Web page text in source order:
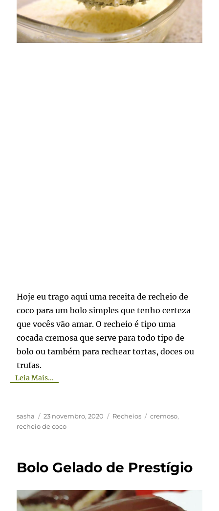
Hoje eu trago aqui uma receita de recheio de
coco para um bolo simples que tenho certeza
que vocês vão amar. O recheio é tipo uma
cocada cremosa que serve para todo tipo de
bolo ou também para rechear tortas, doces ou
trufas.
Leia Mais...
Autor
sasha
Publicado
em
23 novembro, 2020 Categorias
Recheios Tags
cremoso,
recheio de coco
Bolo Gelado de Prestígio